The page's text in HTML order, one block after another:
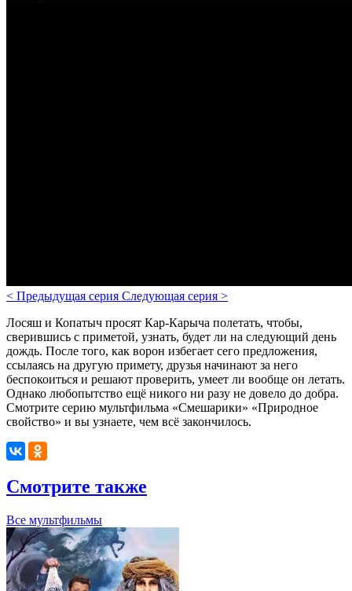
< Предыдущая серия Следующая серия >
Лосяш и Копатыч просят Кар-Карыча полетать, чтобы,
сверившись с приметой, узнать, будет ли на следующий день
дождь. После того, как ворон избегает сего предложения,
ссылаясь на другую примету, друзья начинают за него
беспокоиться и решают проверить, умеет ли вообще он летать.
Однако любопытство ещё никого ни разу не довело до добра.
Смотрите серию мультфильма «Смешарики» «Природное
свойство» и вы узнаете, чем всё закончилось.
Смотрите также
Все мультфильмы